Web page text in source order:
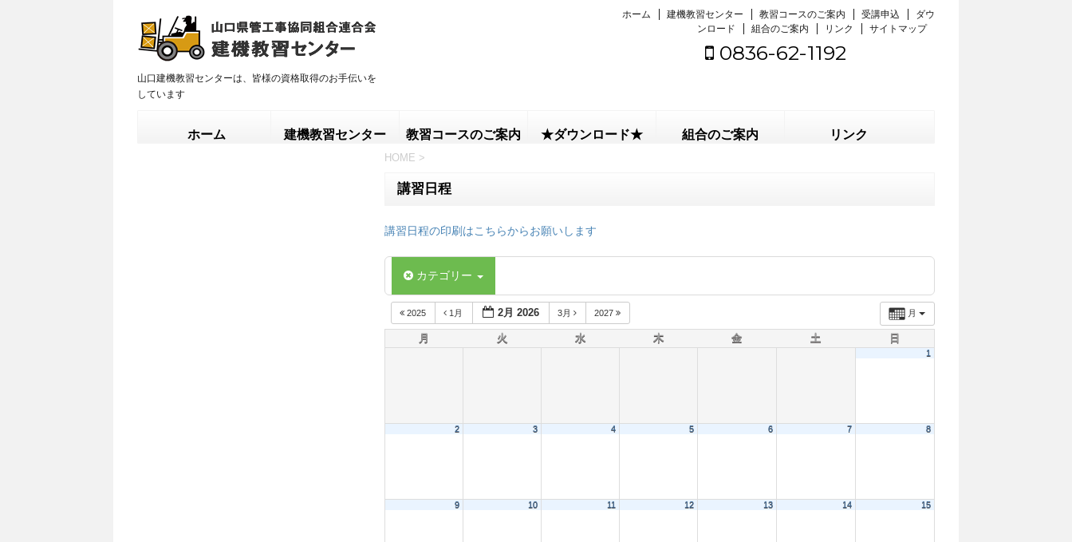
山口建機教習センターは、皆様の資格取得のお手伝いを
しています
ホーム 建機教習センター 教習コースのご案内 受講申込
ダウ
ンロード
組合のご案内 リンク サイトマップ
0836-62-1192
ホーム 建機教習センター 教習コースのご案内 ★ダウンロード★ 組合のご案内 リンク
HOME >
講習日程
講習日程の印刷はこちらからお願いします
カテゴリー
月
2025 1月 2月 2026 3月 2027
月 火 水 木 金 土 日
1
2 3 4 5 6 7 8
9 10 11 12 13 14 15